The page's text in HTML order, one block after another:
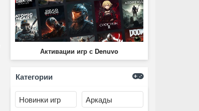
Активации игр с Denuvo
Категории
Новинки игр Аркады